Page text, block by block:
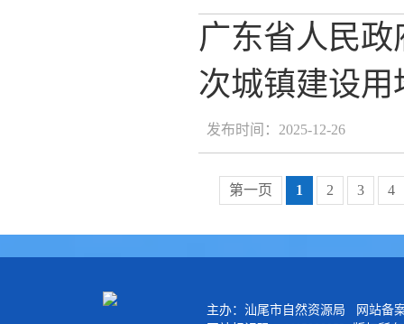
广东省人民政
次城镇建设用
发布时间：2025-12-26
第一页 1 2 3 4
主办：汕尾市自然资源局 网站备